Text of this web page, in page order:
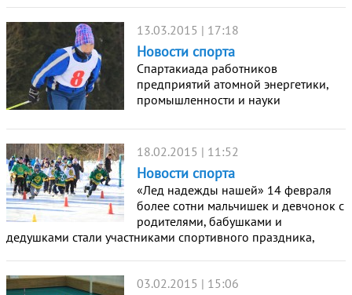
13.03.2015 | 17:18
Новости спорта
Спартакиада работников
предприятий атомной энергетики,
промышленности и науки
18.02.2015 | 11:52
Новости спорта
«Лед надежды нашей» 14 февраля
более сотни мальчишек и девчонок с
родителями, бабушками и
дедушками стали участниками спортивного праздника,
03.02.2015 | 15:06